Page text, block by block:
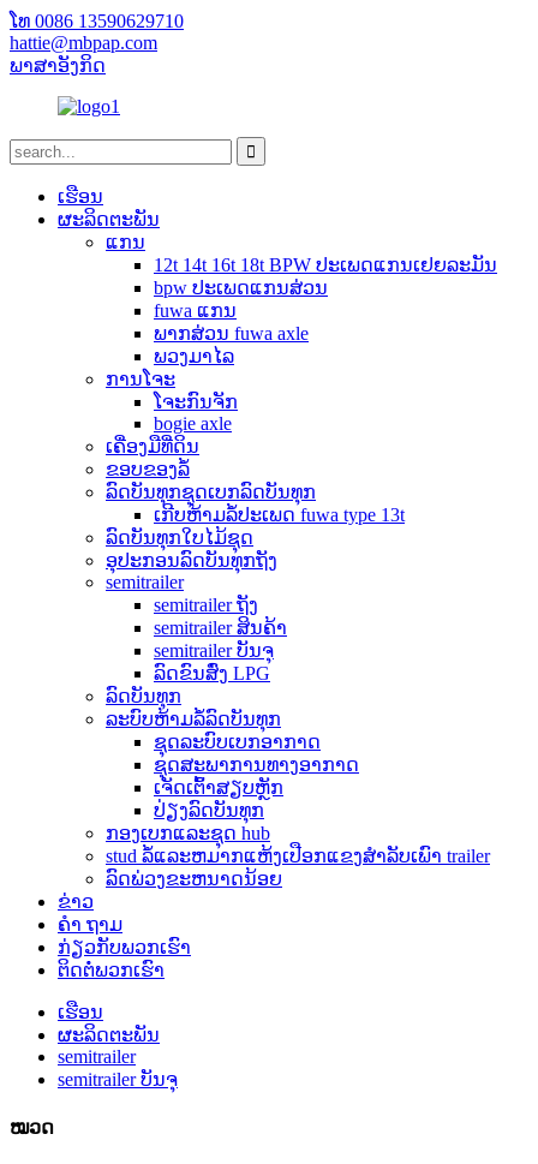
ໂທ 0086 13590629710
hattie@mbpap.com
ພາສາອັງກິດ
ເຮືອນ
ຜະລິດຕະພັນ
ແກນ
12t 14t 16t 18t BPW ປະເພດແກນເຢຍລະມັນ
bpw ປະເພດແກນສ່ວນ
fuwa ແກນ
ພາກສ່ວນ fuwa axle
ພວງມາໄລ
ການໂຈະ
ໂຈະກົນຈັກ
bogie axle
ເຄື່ອງມືທີ່ດິນ
ຂອບຂອງລໍ້
ລົດບັນທຸກຊຸດເບກລົດບັນທຸກ
ເກີບຫ້າມລໍ້ປະເພດ fuwa type 13t
ລົດບັນທຸກໃບໄມ້ຊຸດ
ອຸປະກອນລົດບັນທຸກຖັງ
semitrailer
semitrailer ຖັງ
semitrailer ສິນຄ້າ
semitrailer ບັນຈຸ
ລົດຂົນສົ່ງ LPG
ລົດບັນທຸກ
ລະບົບຫ້າມລໍ້ລົດບັນທຸກ
ຊຸດລະບົບເບກອາກາດ
ຊຸດສະພາການທາງອາກາດ
ເຈັດເຕົ້າສຽບຫຼັກ
ປ່ຽງລົດບັນທຸກ
ກອງເບກແລະຊຸດ hub
stud ລໍ້ແລະຫມາກແຫ້ງເປືອກແຂງສໍາລັບເພົາ trailer
ລົດພ່ວງຂະຫນາດນ້ອຍ
ຂ່າວ
ຄຳ ຖາມ
ກ່ຽວ​ກັບ​ພວກ​ເຮົາ
ຕິດ​ຕໍ່​ພວກ​ເຮົາ
ເຮືອນ
ຜະລິດຕະພັນ
semitrailer
semitrailer ບັນຈຸ
ໝວດ